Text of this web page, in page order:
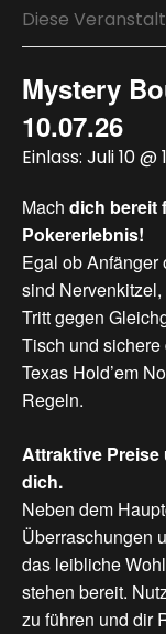
Diese
Mystery
10.07.26
Juli 10 @
Mach dich bereit
Pokererlebnis!
Egal ob Anfänger
sind
Tritt gegen
Tisch und
Texas Hold’em
Regeln.
Attraktive Preise
dich.
Neben dem
Überraschungen
das leibliche
stehen bereit.
zu führen und dir